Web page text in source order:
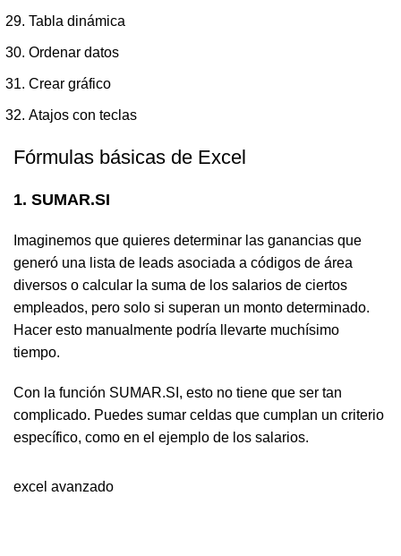
Tabla dinámica
Ordenar datos
Crear gráfico
Atajos con teclas
Fórmulas básicas de Excel
1. SUMAR.SI
Imaginemos que quieres determinar las ganancias que
generó una lista de leads asociada a códigos de área
diversos o calcular la suma de los salarios de ciertos
empleados, pero solo si superan un monto determinado.
Hacer esto manualmente podría llevarte muchísimo
tiempo.
Con la función SUMAR.SI, esto no tiene que ser tan
complicado. Puedes sumar celdas que cumplan un criterio
específico, como en el ejemplo de los salarios.
excel avanzado